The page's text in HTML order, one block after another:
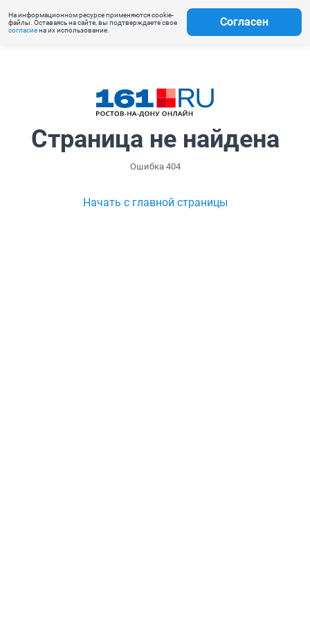
На информационном ресурсе применяются cookie-
файлы. Оставаясь на сайте, вы подтверждаете свое
согласиена их использование.
Согласен
Страница не найдена
Ошибка 404
Начать с главной страницы